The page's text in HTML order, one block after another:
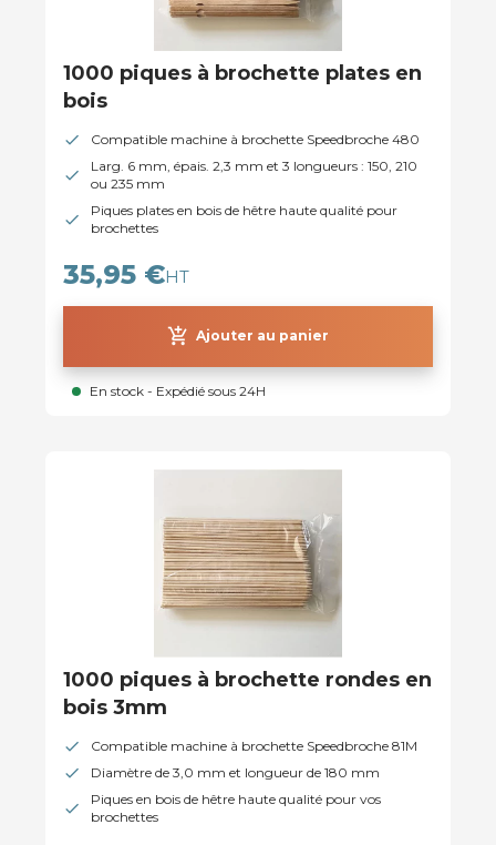
1000 piques à brochette plates en
bois
Compatible machine à brochette Speedbroche 480
Larg. 6 mm, épais. 2,3 mm et 3 longueurs : 150, 210
ou 235 mm
Piques plates en bois de hêtre haute qualité pour
brochettes
35,95 €HT
add_shopping_cart Ajouter au panier
En stock - Expédié sous 24H
1000 piques à brochette rondes en
bois 3mm
Compatible machine à brochette Speedbroche 81M
Diamètre de 3,0 mm et longueur de 180 mm
Piques en bois de hêtre haute qualité pour vos
brochettes